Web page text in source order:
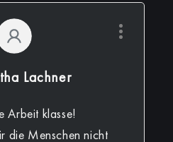
Lachner
Arbeit klasse!
die Menschen nicht